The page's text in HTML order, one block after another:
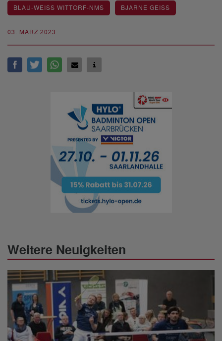
03. MÄRZ 2023
BLAU-WEISS WITTORF-NMS BJARNE GEISS
Weitere Neuigkeiten